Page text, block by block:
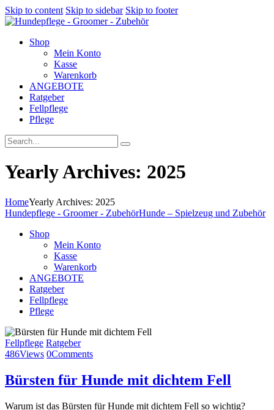
Skip to content Skip to sidebar Skip to footer
Shop
Mein Konto
Kasse
Warenkorb
ANGEBOTE
Ratgeber
Fellpflege
Pflege
Yearly Archives: 2025
HomeYearly Archives: 2025
Hundepflege - Groomer - ZubehörHunde – Spielzeug und Zubehör
Shop
Mein Konto
Kasse
Warenkorb
ANGEBOTE
Ratgeber
Fellpflege
Pflege
Fellpflege Ratgeber
486Views 0Comments
Bürsten für Hunde mit dichtem Fell
Warum ist das Bürsten für Hunde mit dichtem Fell so wichtig?